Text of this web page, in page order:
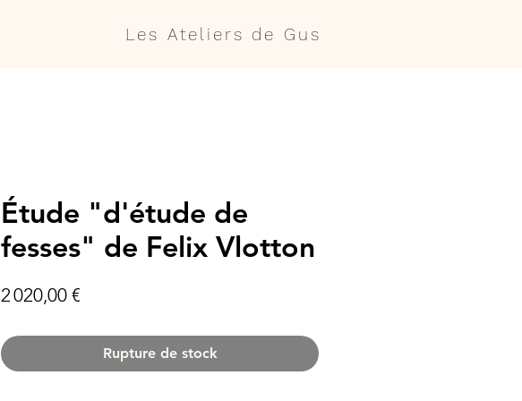
Les Ateliers de Gus
Étude "d'étude de
fesses" de Felix Vlotton
2 020,00 €Prix
Rupture de stock